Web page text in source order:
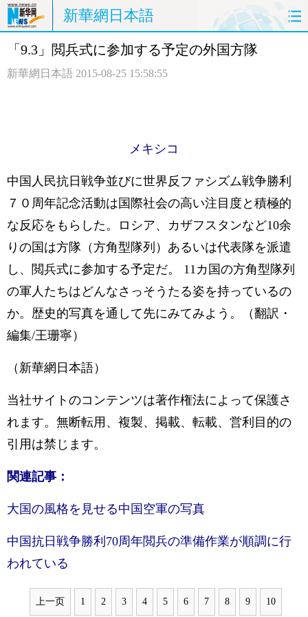
新華網日本語
ホームページ 政治 経済
「9.3」閲兵式に参加する予定の外国方隊
新華網日本語 2015-08-25 15:58:55
メキシコ
中国人民抗日戦争並びに世界反ファシズム戦争勝利
７０周年記念活動は国際社会の高い注目度と積極的
な反応をもらした。ロシア、カザフスタンなど10余
りの国は方隊（方角型隊列）あるいは代表隊を派遣
し、閲兵式に参加する予定だ。 11カ国の方角型隊列
の軍人たちはどんなさっそうたる姿を持っているの
か。歴史的写真を通して先にみてみよう。（翻訳・
編集/王珊寧）
（新華網日本語）
当社サイトのコンテンツは著作権法によって保護さ
れます。無断転用、複製、掲載、転載、営利目的の
引用は禁じます。
関連記事：
大国の風格を見せる中国空軍の写真
中国抗日戦争勝利70周年閲兵の準備作業が順調に行
われている
上一页 1 2 3 4 5 6 7 8 9 10